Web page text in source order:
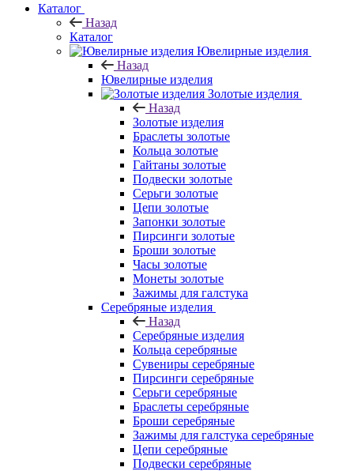
Каталог
Назад
Каталог
Ювелирные изделия
Назад
Ювелирные изделия
Золотые изделия
Назад
Золотые изделия
Браслеты золотые
Кольца золотые
Гайтаны золотые
Подвески золотые
Серьги золотые
Цепи золотые
Запонки золотые
Пирсинги золотые
Броши золотые
Часы золотые
Монеты золотые
Зажимы для галстука
Серебряные изделия
Назад
Серебряные изделия
Кольца серебряные
Сувениры серебряные
Пирсинги серебряные
Серьги серебряные
Браслеты серебряные
Броши серебряные
Зажимы для галстука серебряные
Цепи серебряные
Подвески серебряные